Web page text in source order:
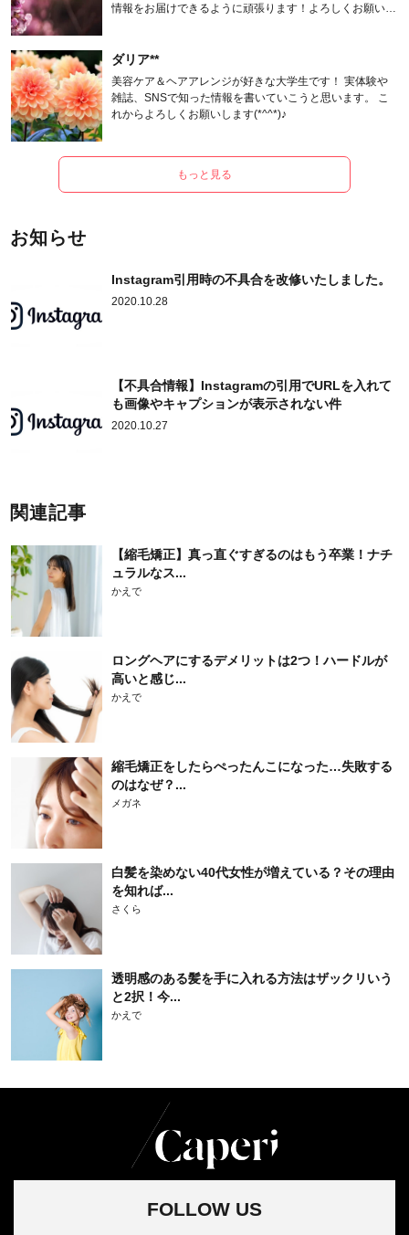
情報をお届けできるように頑張ります！よろしくお願いし
ダリア**
美容ケア＆ヘアアレンジが好きな大学生です！ 実体験や
雑誌、SNSで知った情報を書いていこうと思います。 こ
れからよろしくお願いします(*^^*)♪
もっと見る
お知らせ
Instagram引用時の不具合を改修いたしました。
2020.10.28
【不具合情報】Instagramの引用でURLを入れて
も画像やキャプションが表示されない件
2020.10.27
関連記事
【縮毛矯正】真っ直ぐすぎるのはもう卒業！ナチ
ュラルなス...
かえで
ロングヘアにするデメリットは2つ！ハードルが
高いと感じ...
かえで
縮毛矯正をしたらぺったんこになった…失敗する
のはなぜ？...
メガネ
白髪を染めない40代女性が増えている？その理由
を知れば...
さくら
透明感のある髪を手に入れる方法はザックリいう
と2択！今...
かえで
FOLLOW US